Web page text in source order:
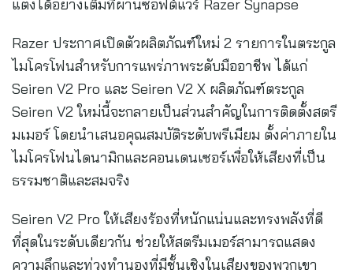
แต่งได้อย่างเต็มที่ผ่านซอฟต์แวร์ Razer Synapse
Razer ประกาศเปิดตัวผลิตภัณฑ์ใหม่ 2 รายการในตระกูล
ไมโครโฟนสำหรับการแพร่ภาพระดับมืออาชีพ ได้แก่
Seiren V2 Pro และ Seiren V2 X ผลิตภัณฑ์ตระกูล
Seiren V2 ใหม่นี้จะกลายเป็นส่วนสำคัญในการติดตั้งสตรี
มเมอร์ โดยนำเสนอคุณสมบัติระดับพรีเมียม ตั้งค่าภายใน
ไมโครโฟนไดนามิกและคอนเดนเซอร์เพื่อให้เสียงที่เป็น
ธรรมชาติและสมจริง
Seiren V2 Pro ให้เสียงร้องที่หนักแน่นและทรงพลังที่ดี
ที่สุดในระดับเดียวกัน ช่วยให้สตรีมเมอร์สามารถแสดง
ความลึกและท่วงทำนองที่มีชั้นเชิงในเสียงของพวกเขา